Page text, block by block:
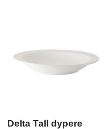
Delta Tall dypere